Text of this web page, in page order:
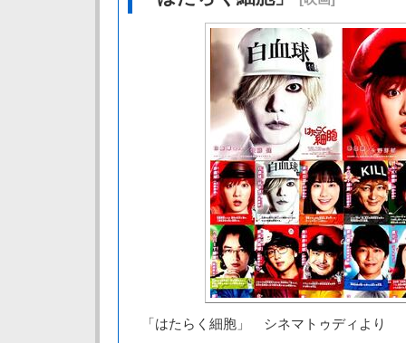
「はたらく細胞」 シネマトゥディより